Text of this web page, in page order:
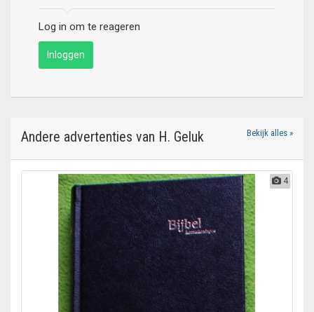
Log in om te reageren
Inloggen
Andere advertenties van H. Geluk Bekijk alles »
4